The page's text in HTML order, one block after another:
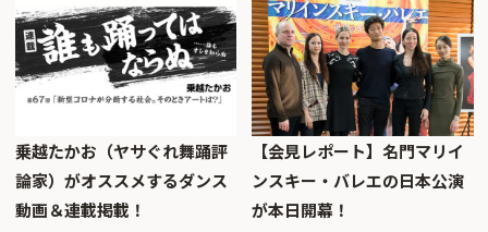
乗越たかお（ヤサぐれ舞踊評
論家）がオススメするダンス
動画＆連載掲載！
【会見レポート】名門マリイ
ンスキー・バレエの日本公演
が本日開幕！